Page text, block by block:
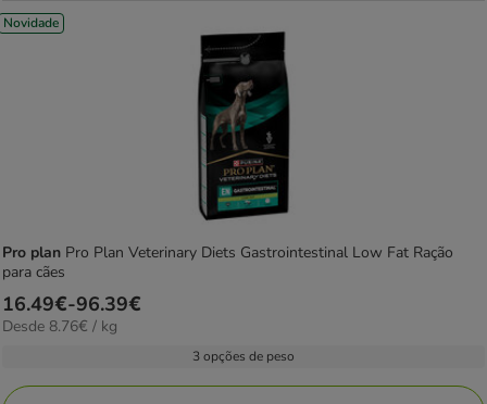
Novidade
Pro plan Pro Plan Veterinary Diets Gastrointestinal Low Fat Ração
para cães
Preço
de
16.49€-96.39€
8.76€
Desde 8.76€ / kg
3 opções de peso